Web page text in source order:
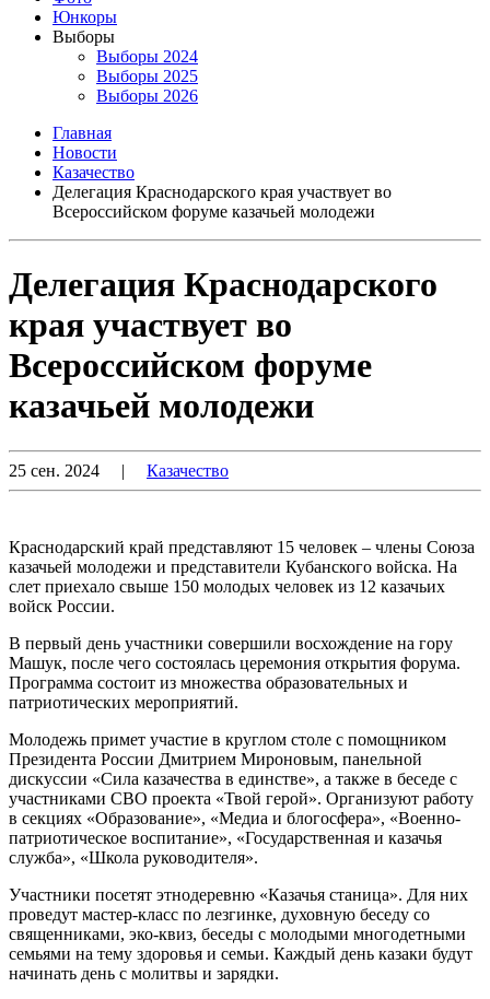
Юнкоры
Выборы
Выборы 2024
Выборы 2025
Выборы 2026
Главная
Новости
Казачество
Делегация Краснодарского края участвует во
Всероссийском форуме казачьей молодежи
Делегация Краснодарского
края участвует во
Всероссийском форуме
казачьей молодежи
25 сен. 2024 | Казачество
Краснодарский край представляют 15 человек – члены Союза
казачьей молодежи и представители Кубанского войска. На
слет приехало свыше 150 молодых человек из 12 казачьих
войск России.
В первый день участники совершили восхождение на гору
Машук, после чего состоялась церемония открытия форума.
Программа состоит из множества образовательных и
патриотических мероприятий.
Молодежь примет участие в круглом столе с помощником
Президента России Дмитрием Мироновым, панельной
дискуссии «Сила казачества в единстве», а также в беседе с
участниками СВО проекта «Твой герой». Организуют работу
в секциях «Образование», «Медиа и блогосфера», «Военно-
патриотическое воспитание», «Государственная и казачья
служба», «Школа руководителя».
Участники посетят этнодеревню «Казачья станица». Для них
проведут мастер-класс по лезгинке, духовную беседу со
священниками, эко-квиз, беседы с молодыми многодетными
семьями на тему здоровья и семьи. Каждый день казаки будут
начинать день с молитвы и зарядки.